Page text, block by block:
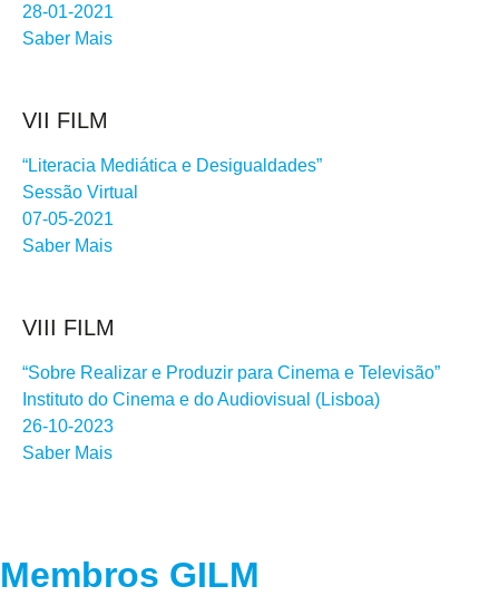
28-01-2021
Saber Mais
VII FILM
“Literacia Mediática e Desigualdades”
Sessão Virtual
07-05-2021
Saber Mais
VIII FILM
“Sobre Realizar e Produzir para Cinema e Televisão”
Instituto do Cinema e do Audiovisual (Lisboa)
26-10-2023
Saber Mais
Membros GILM